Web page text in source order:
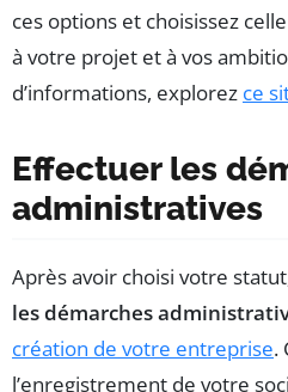
ces options et choisissez
à votre projet et à vos
d’informations, explorez ce
Effectuer les
administratives
Après avoir choisi votre
les démarches
création de votre entreprise.
l’enregistrement de votre